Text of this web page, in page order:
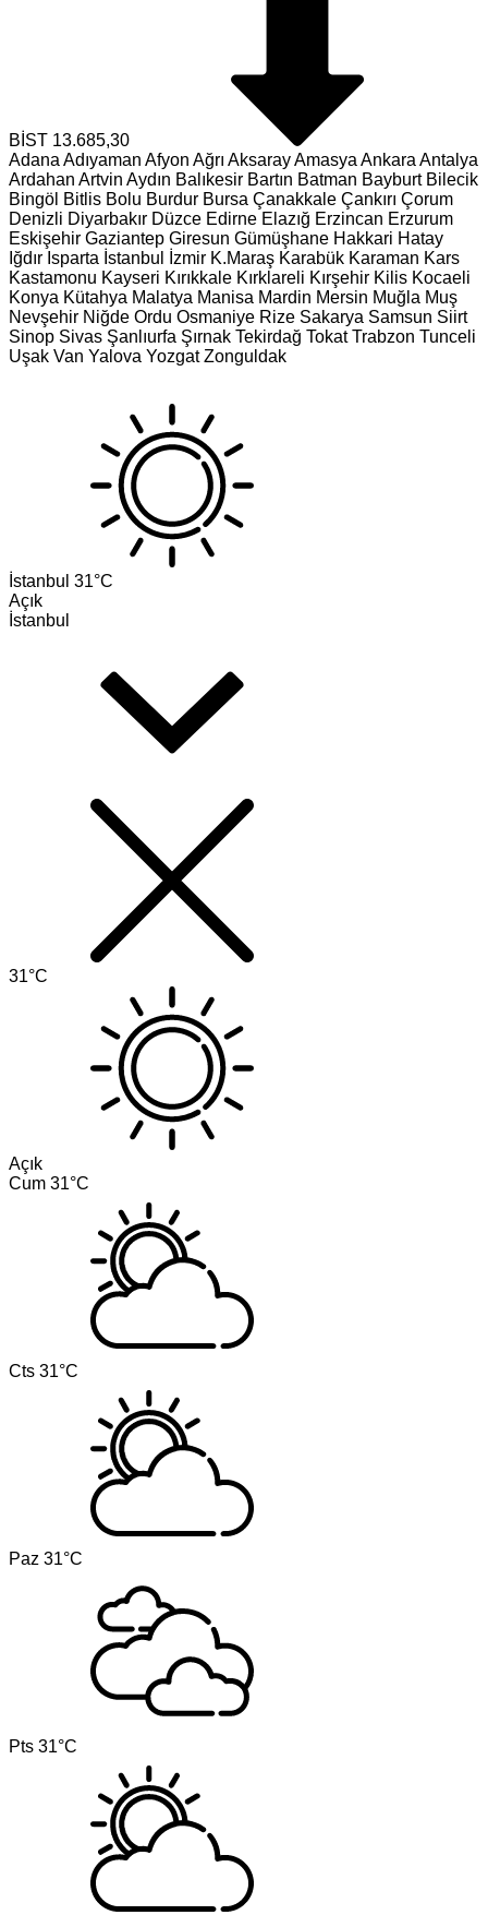
BİST 13.685,30
Adana Adıyaman Afyon Ağrı AksarayAmasya Ankara Antalya
Ardahan Artvin Aydın Balıkesir Bartın Batman Bayburt Bilecik
Bingöl Bitlis Bolu Burdur Bursa Çanakkale Çankırı Çorum
Denizli Diyarbakır Düzce Edirne Elazığ Erzincan Erzurum
Eskişehir Gaziantep Giresun Gümüşhane Hakkari Hatay
Iğdır Isparta İstanbul İzmir K.Maraş Karabük Karaman Kars
Kastamonu Kayseri Kırıkkale Kırklareli Kırşehir Kilis Kocaeli
Konya Kütahya Malatya Manisa Mardin Mersin Muğla Muş
Nevşehir Niğde Ordu Osmaniye Rize Sakarya Samsun Siirt
Sinop Sivas Şanlıurfa Şırnak Tekirdağ Tokat Trabzon Tunceli
Uşak Van Yalova Yozgat Zonguldak
İstanbul 31°C
Açık
İstanbul
31°C
Açık
Cum 31°C
Cts 31°C
Paz 31°C
Pts 31°C